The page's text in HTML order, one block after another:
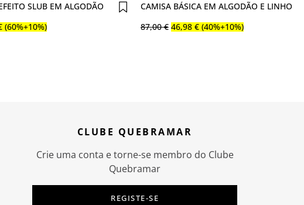
SLUB EM ALGODÃO
(60%+10%)
CAMISA BÁSICA EM ALGODÃO E LINHO
87,00 € 46,98 € (40%+10%)
CLUBE QUEBRAMAR
Crie uma conta e torne-se membro do Clube
Quebramar
REGISTE-SE